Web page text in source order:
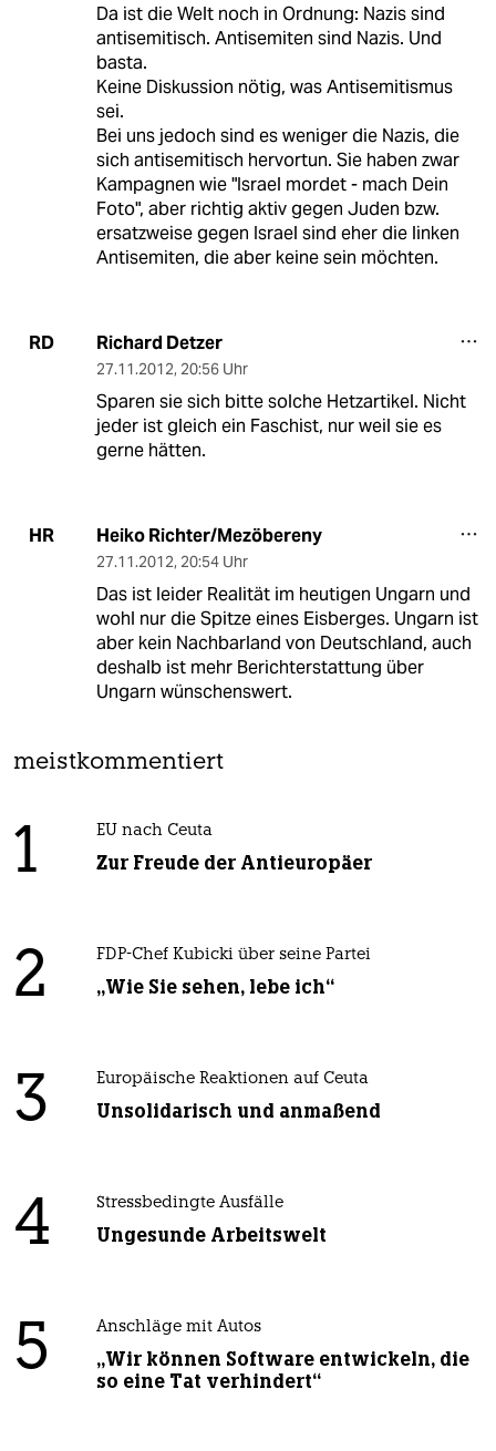
Da ist die Welt noch in Ordnung: Nazis sind
antisemitisch. Antisemiten sind Nazis. Und
basta.
Keine Diskussion nötig, was Antisemitismus
sei.
Bei uns jedoch sind es weniger die Nazis, die
sich antisemitisch hervortun. Sie haben zwar
Kampagnen wie "Israel mordet - mach Dein
Foto", aber richtig aktiv gegen Juden bzw.
ersatzweise gegen Israel sind eher die linken
Antisemiten, die aber keine sein möchten.
RD Richard Detzer
27.11.2012, 20:56 Uhr
Sparen sie sich bitte solche Hetzartikel. Nicht
jeder ist gleich ein Faschist, nur weil sie es
gerne hätten.
HR Heiko Richter/Mezöbereny
27.11.2012, 20:54 Uhr
Das ist leider Realität im heutigen Ungarn und
wohl nur die Spitze eines Eisberges. Ungarn ist
aber kein Nachbarland von Deutschland, auch
deshalb ist mehr Berichterstattung über
Ungarn wünschenswert.
meistkommentiert
1 EU nach Ceuta
Zur Freude der Antieuropäer
2 FDP-Chef Kubicki über seine Partei
„Wie Sie sehen, lebe ich“
3 Europäische Reaktionen auf Ceuta
Unsolidarisch und anmaßend
4 Stressbedingte Ausfälle
Ungesunde Arbeitswelt
5 Anschläge mit Autos
„Wir können Software entwickeln, die
so eine Tat verhindert“